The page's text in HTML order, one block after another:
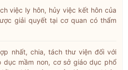
việc ly hôn, hủy việc kết hôn của
giải quyết tại cơ quan có thẩm
nhất, chia, tách thư viện đối với
mầm non, cơ sở giáo dục phổ